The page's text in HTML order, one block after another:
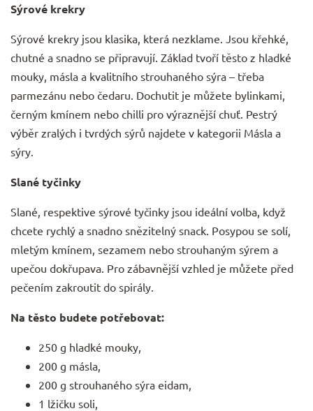
Sýrové krekry
Sýrové krekry jsou klasika, která nezklame. Jsou křehké,
chutné a snadno se připravují. Základ tvoří těsto z hladké
mouky, másla a kvalitního strouhaného sýra – třeba
parmezánu nebo čedaru. Dochutit je můžete bylinkami,
černým kmínem nebo chilli pro výraznější chuť. Pestrý
výběr zralých i tvrdých sýrů najdete v kategorii Másla a
sýry
Slané tyčinky
Slané, respektive sýrové tyčinky jsou ideální volba, když
chcete rychlý a snadno snězitelný snack. Posypou se solí,
mletým kmínem, sezamem nebo strouhaným sýrem a
upečou dokřupava. Pro zábavnější vzhled je můžete před
pečením zakroutit do spirály.
Na těsto budete potřebovat:
250 g hladké mouky,
200 g másla,
200 g strouhaného sýra eidam,
1 lžičku soli,